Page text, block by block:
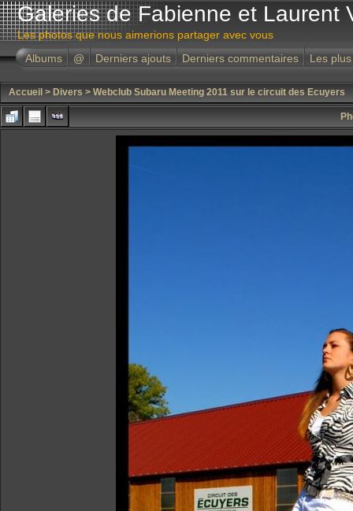
Galeries de Fabienne et Laurent
Les photos que nous aimerions partager avec vous
Albums
@ Derniers ajouts Derniers commentaires Les
Accueil > Divers > Webclub Subaru Meeting 2011 sur le circuit des Ecuyers